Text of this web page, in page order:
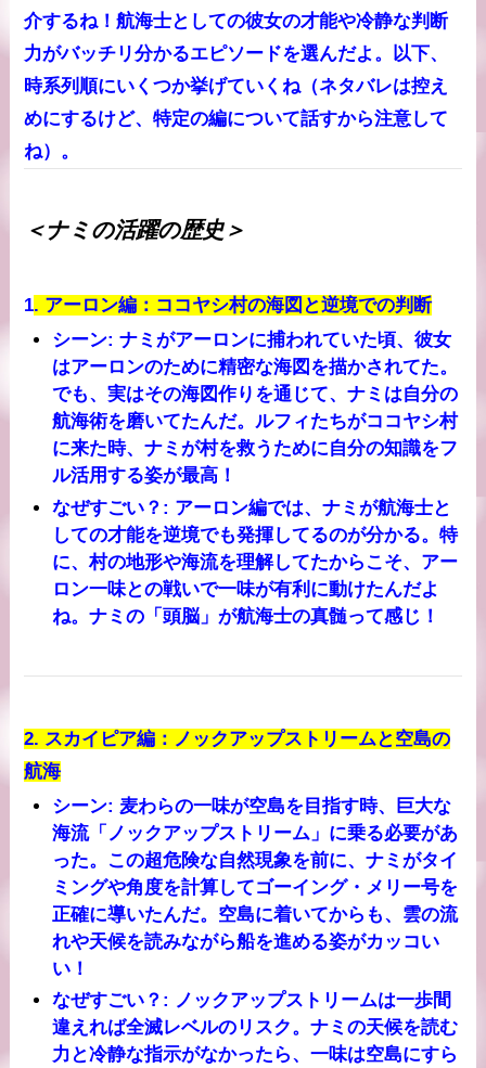
介するね！航海士としての彼女の才能や冷静な判断
力がバッチリ分かるエピソードを選んだよ。以下、
時系列順にいくつか挙げていくね（ネタバレは控え
めにするけど、特定の編について話すから注意して
ね）。
＜ナミの活躍の歴史＞
1. アーロン編：ココヤシ村の海図と逆境での判断
シーン: ナミがアーロンに捕われていた頃、彼女
はアーロンのために精密な海図を描かされてた。
でも、実はその海図作りを通じて、ナミは自分の
航海術を磨いてたんだ。ルフィたちがココヤシ村
に来た時、ナミが村を救うために自分の知識をフ
ル活用する姿が最高！
なぜすごい？ : アーロン編では、ナミが航海士と
しての才能を逆境でも発揮してるのが分かる。特
に、村の地形や海流を理解してたからこそ、アー
ロン一味との戦いで一味が有利に動けたんだよ
ね。ナミの「頭脳」が航海士の真髄って感じ！
2. スカイピア編：ノックアップストリームと空島の
航海
シーン: 麦わらの一味が空島を目指す時、巨大な
海流「ノックアップストリーム」に乗る必要があ
った。この超危険な自然現象を前に、ナミがタイ
ミングや角度を計算してゴーイング・メリー号を
正確に導いたんだ。空島に着いてからも、雲の流
れや天候を読みながら船を進める姿がカッコい
い！
なぜすごい？ : ノックアップストリームは一歩間
違えれば全滅レベルのリスク。ナミの天候を読む
力と冷静な指示がなかったら、一味は空島にすら